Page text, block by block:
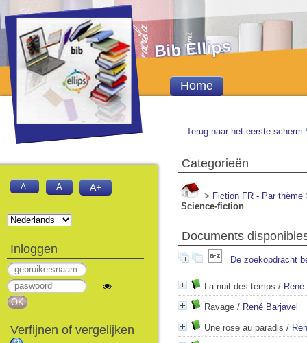
Terug naar het eerste scherm
Categorieën
> Fiction FR - Par thème
Science-fiction
Documents
De zoekopdracht
La nuit des temps /
Ravage / René Barjavel
Une rose au paradis /
Bib Ellips
Home
A- A A+
Inloggen
Verfijnen of vergelijken